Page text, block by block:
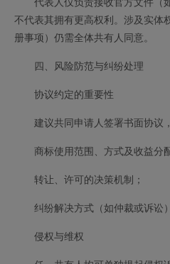
不代表其拥有更高权利。涉及实体
册事项）仍需全体共有人同意。
四、风险防范与纠纷处理
协议约定的重要性
建议共同申请人签署书面协议
商标使用范围、方式及收益分
转让、许可的决策机制；
纠纷解决方式（如仲裁或诉讼）
侵权与维权